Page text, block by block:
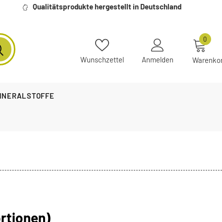
Qualitätsprodukte hergestellt in Deutschland
Wunschzettel Anmelden
0